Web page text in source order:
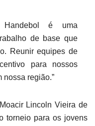
é uma
de base que
Reunir equipes de
para nossos
nossa região.”
Lincoln Vieira de
torneio para os jovens